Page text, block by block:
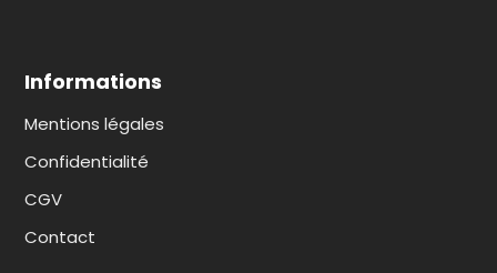
Informations
Mentions légales
Confidentialité
CGV
Contact